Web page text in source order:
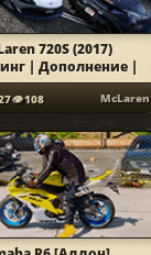
720S (2017)
| Дополнение |
108 McLaren